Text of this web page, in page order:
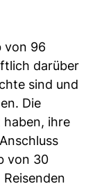
von 96
darüber
sind und
Die
haben, ihre
von 30